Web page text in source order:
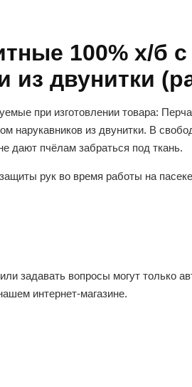
100% х/б
из двунитки
при изготовлении товара:
нарукавников из двунитки. В
дают пчёлам забраться под ткань.
рук во время работы на
задавать вопросы могут только
интернет-магазине.